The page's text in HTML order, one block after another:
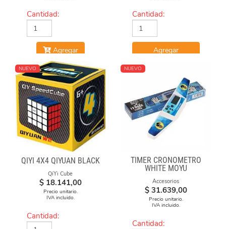
Cantidad:
Agregar
Cantidad:
Agregar
NUEVO
QIYI 4X4 QIYUAN BLACK
QiYi Cube
$ 18.141,00
Precio unitario.
IVA incluido.
Cantidad:
NUEVO
TIMER CRONÓMETRO
WHITE MOYU
Accesorios
$ 31.639,00
Precio unitario.
IVA incluido.
Cantidad: